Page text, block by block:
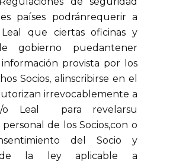
países podránrequerir a
que ciertas oficinas y
gobierno puedantener
provista por los
Socios, alinscribirse en el
irrevocablemente a
o Leal para revelarsu
de los Socios,con o
del Socio y
la ley aplicable a